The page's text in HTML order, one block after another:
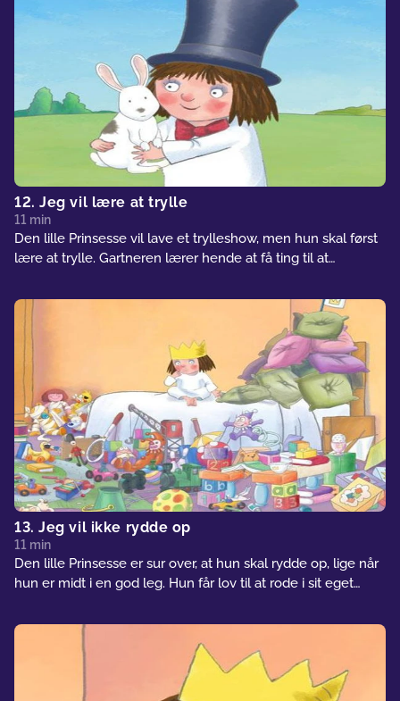
12. Jeg vil lære at trylle
11 min
Den lille Prinsesse vil lave et trylleshow, men hun skal først
lære at trylle. Gartneren lærer hende at få ting til at
13. Jeg vil ikke rydde op
11 min
Den lille Prinsesse er sur over, at hun skal rydde op, lige når
hun er midt i en god leg. Hun får lov til at rode i sit eget